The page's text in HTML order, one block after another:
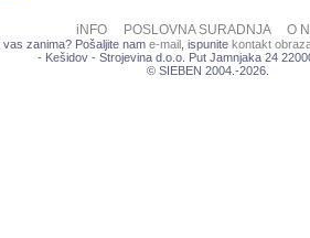
iNFO POSLOVNA SURADNJA O
zanima? Pošaljite nam e-mail , ispunite kontakt
- Kešidov - Strojevina d.o.o. Put Jamnjaka 24
© SIEBEN 2004.-2026.